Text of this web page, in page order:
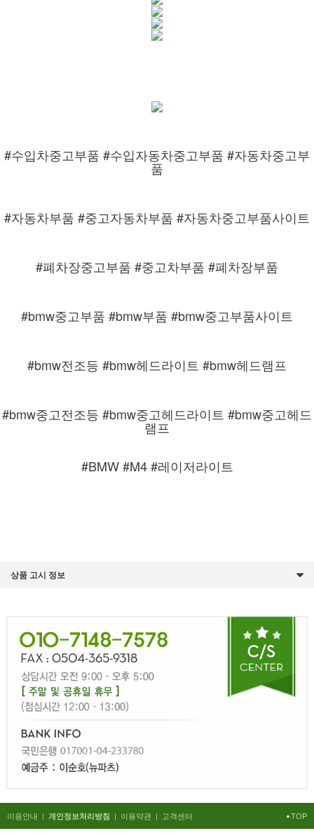
#수입차중고부품 #수입자동차중고부품 #자동차중고부
품
#자동차부품 #중고자동차부품 #자동차중고부품사이트
#폐차장중고부품 #중고차부품 #폐차장부품
#bmw중고부품 #bmw부품 #bmw중고부품사이트
#bmw전조등 #bmw헤드라이트 #bmw헤드램프
#bmw중고전조등 #bmw중고헤드라이트 #bmw중고헤드
램프
#BMW #M4 #레이저라이트
상품 고시 정보
이용안내 | 개인정보처리방침 | 이용약관 | 고객센터 TOP